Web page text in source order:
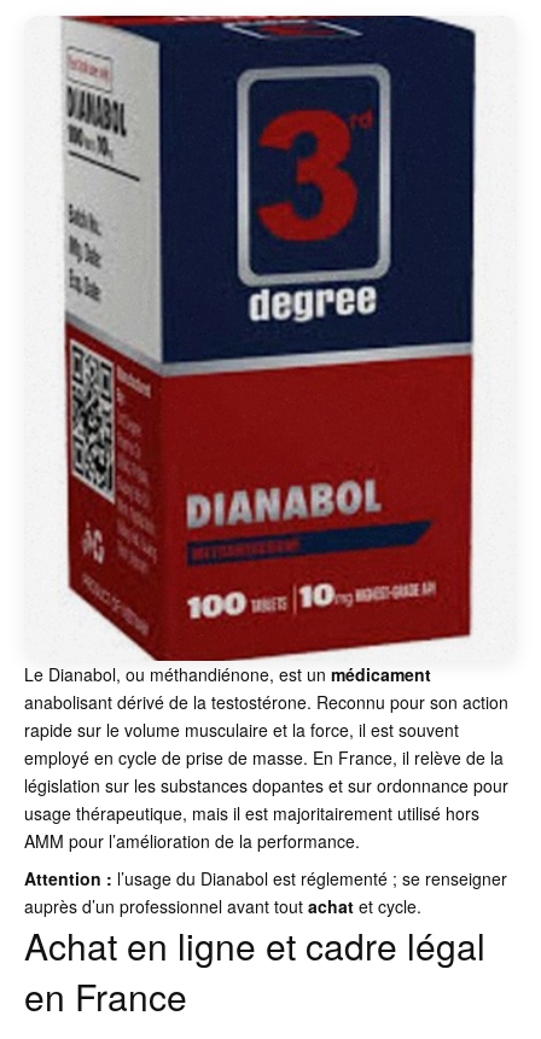
Le Dianabol, ou méthandiénone, est un médicament
anabolisant dérivé de la testostérone. Reconnu pour son action
rapide sur le volume musculaire et la force, il est souvent
employé en cycle de prise de masse. En France, il relève de la
législation sur les substances dopantes et sur ordonnance pour
usage thérapeutique, mais il est majoritairement utilisé hors
AMM pour l’amélioration de la performance.
Attention : l’usage du Dianabol est réglementé ; se renseigner
auprès d’un professionnel avant tout achat et cycle.
Achat en ligne et cadre légal
en France